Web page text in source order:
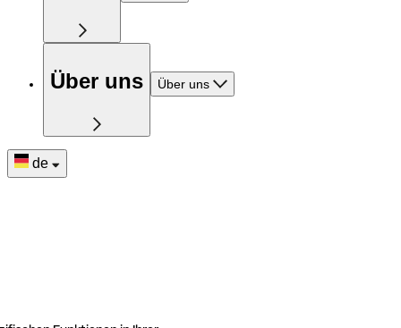
Über uns Über uns
de